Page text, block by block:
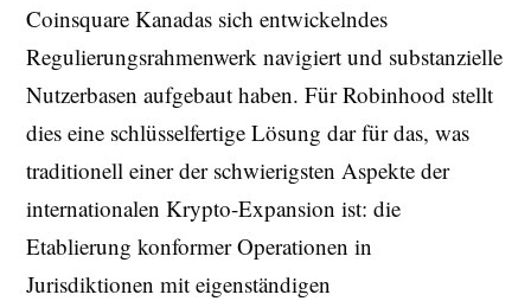
Coinsquare Kanadas sich entwickelndes
Regulierungsrahmenwerk navigiert und substanzielle
Nutzerbasen aufgebaut haben. Für Robinhood stellt
dies eine schlüsselfertige Lösung dar für das, was
traditionell einer der schwierigsten Aspekte der
internationalen Krypto-Expansion ist: die
Etablierung konformer Operationen in
Jurisdiktionen mit eigenständigen